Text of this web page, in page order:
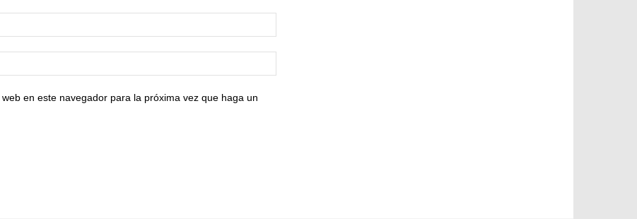
en este navegador para la próxima vez que haga un